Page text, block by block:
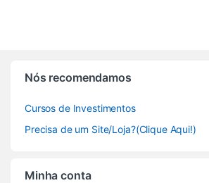
Nós recomendamos
Cursos de Investimentos
Precisa de um Site/Loja?(Clique Aqui!)
Minha conta